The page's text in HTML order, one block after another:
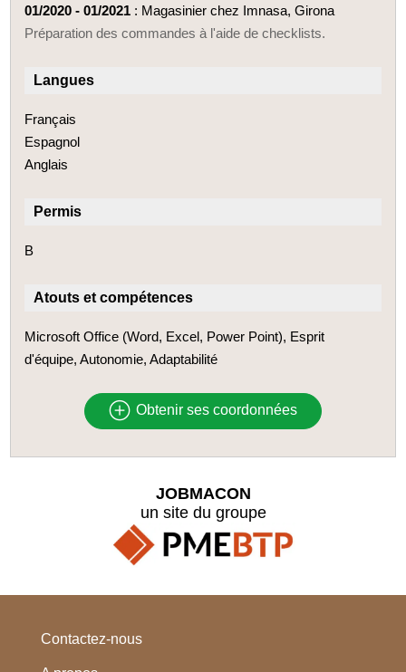
01/2020 - 01/2021 : Magasinier chez Imnasa, Girona
Préparation des commandes à l'aide de checklists.
Langues
Français
Espagnol
Anglais
Permis
B
Atouts et compétences
Microsoft Office (Word, Excel, Power Point), Esprit
d'équipe, Autonomie, Adaptabilité
Obtenir ses coordonnées
JOBMACON
un site du groupe
Contactez-nous